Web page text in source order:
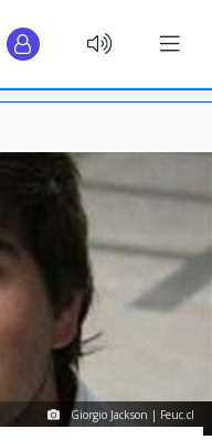
Giorgio Jackson | Feuc.cl